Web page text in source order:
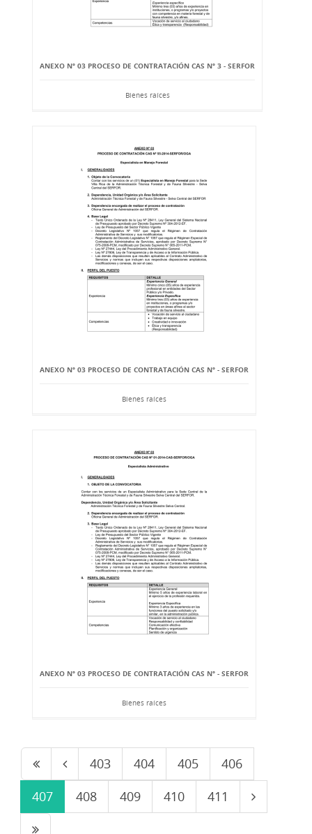
ANEXO Nº 03 PROCESO DE CONTRATACIÓN CAS Nº 3 - SERFOR
Bienes raíces
ANEXO Nº 03 PROCESO DE CONTRATACIÓN CAS Nº - SERFOR
Bienes raíces
ANEXO Nº 03 PROCESO DE CONTRATACIÓN CAS Nº - SERFOR
Bienes raíces
403 404 405
406
407
408 409 410 411